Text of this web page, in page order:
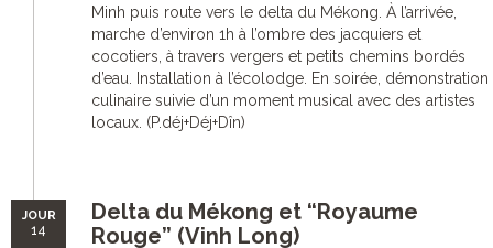
Minh puis route vers le delta du Mékong. À l’arrivée,
marche d’environ 1h à l’ombre des jacquiers et
cocotiers, à travers vergers et petits chemins bordés
d’eau. Installation à l’écolodge. En soirée, démonstration
culinaire suivie d’un moment musical avec des artistes
locaux. (P.déj+Déj+Dîn)
JOUR
14
Delta du Mékong et “Royaume
Rouge” (Vinh Long)